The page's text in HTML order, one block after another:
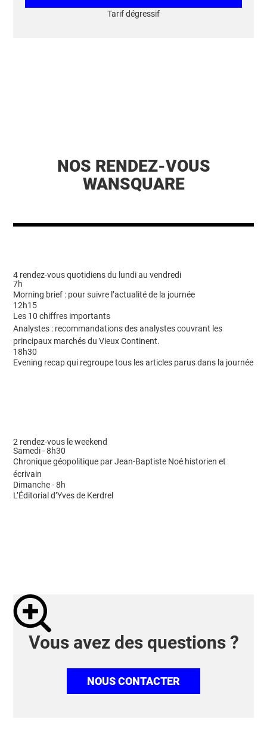
Tarif dégressif
NOS RENDEZ-VOUS
WANSQUARE
4 rendez-vous quotidiens du lundi au vendredi
7h
Morning brief : pour suivre l’actualité de la journée
12h15
Les 10 chiffres importants
Analystes : recommandations des analystes couvrant les
principaux marchés du Vieux Continent.
18h30
Evening recap qui regroupe tous les articles parus dans la journée
2 rendez-vous le weekend
Samedi - 8h30
Chronique géopolitique par Jean-Baptiste Noé historien et
écrivain
Dimanche - 8h
L’Éditorial d’Yves de Kerdrel
Vous avez des questions ?
NOUS CONTACTER